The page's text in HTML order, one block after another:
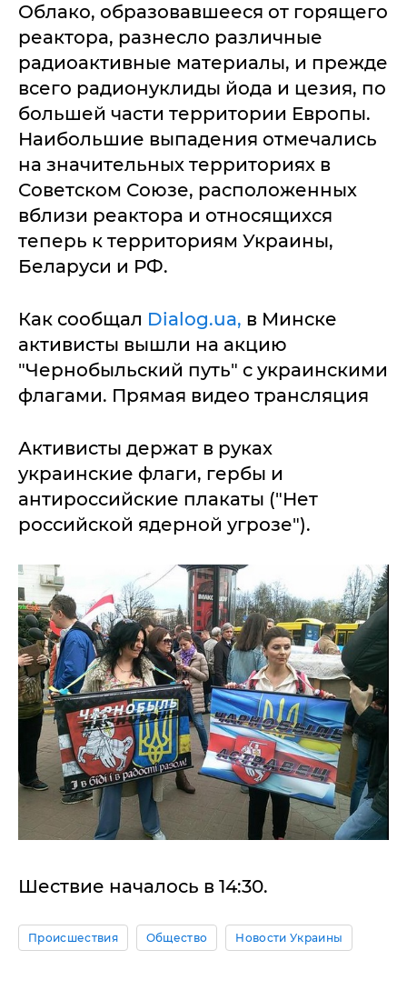
Облако, образовавшееся от горящего
реактора, разнесло различные
радиоактивные материалы, и прежде
всего радионуклиды йода и цезия, по
большей части территории Европы.
Наибольшие выпадения отмечались
на значительных территориях в
Советском Союзе, расположенных
вблизи реактора и относящихся
теперь к территориям Украины,
Беларуси и РФ.
Как сообщал Dialog.ua, в Минске
активисты вышли на акцию
"Чернобыльский путь" с украинскими
флагами. Прямая видео трансляция
Активисты держат в руках
украинские флаги, гербы и
антироссийские плакаты ("Нет
российской ядерной угрозе").
Шествие началось в 14:30.
Происшествия Общество Новости Украины